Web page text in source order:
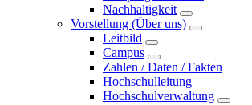
Nachhaltigkeit
Vorstellung (Über uns)
Leitbild
Campus
Zahlen / Daten / Fakten
Hochschulleitung
Hochschulverwaltung